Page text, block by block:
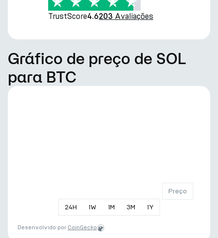
TrustScore4.6203 Avaliações
Gráfico de preço de SOL
para BTC
24H 1W 1M 3M 1Y
Preço
Desenvolvido por CoinGecko